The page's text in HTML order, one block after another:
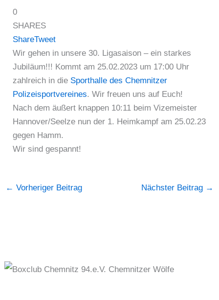
0
SHARES
ShareTweet
Wir gehen in unsere 30. Ligasaison – ein starkes
Jubiläum!!! Kommt am 25.02.2023 um 17:00 Uhr
zahlreich in die Sporthalle des Chemnitzer
Polizeisportvereines. Wir freuen uns auf Euch!
Nach dem äußert knappen 10:11 beim Vizemeister
Hannover/Seelze nun der 1. Heimkampf am 25.02.23
gegen Hamm.
Wir sind gespannt!
← Vorheriger Beitrag Nächster Beitrag →